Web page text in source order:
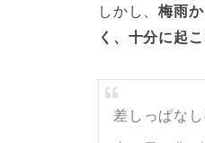
しかし、梅雨
く、十分に起
差しっぱな